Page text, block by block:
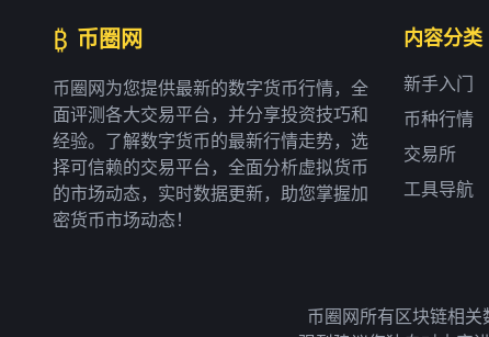
₿ 币圈网
币圈网为您提供最新的数字货币行情，全
面评测各大交易平台，并分享投资技巧和
经验。了解数字货币的最新行情走势，选
择可信赖的交易平台，全面分析虚拟货币
的市场动态，实时数据更新，助您掌握加
密货币市场动态！
内容分类
新手入门
币种行情
交易所
工具导航
币圈网所有区块链相